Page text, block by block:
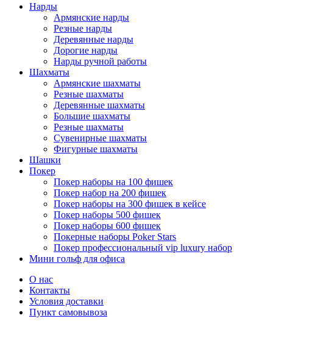
Нарды
Армянские нарды
Резные нарды
Деревянные нарды
Дорогие нарды
Нарды ручной работы
Шахматы
Армянские шахматы
Резные шахматы
Деревянные шахматы
Большие шахматы
Резные шахматы
Сувенирные шахматы
Фигурные шахматы
Шашки
Покер
Покер наборы на 100 фишек
Покер набор на 200 фишек
Покер наборы на 300 фишек в кейсе
Покер наборы 500 фишек
Покер наборы 600 фишек
Покерные наборы Poker Stars
Покер профессиональный vip luxury набор
Мини гольф для офиса
О нас
Контакты
Условия доставки
Пункт самовывоза